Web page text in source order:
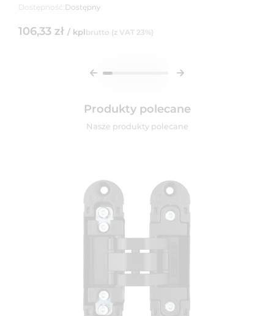
Dostępność: Dostępny
106,33 zł / kplbrutto (z VAT 23%)
Produkty polecane
Nasze produkty polecane